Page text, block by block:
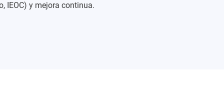
IEOC) y mejora continua.